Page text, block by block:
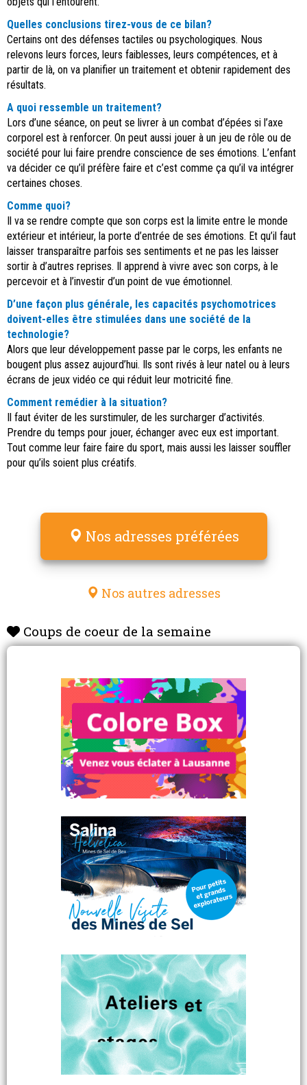
Quelles conclusions tirez-vous de ce bilan?
Certains ont des défenses tactiles ou psychologiques. Nous
relevons leurs forces, leurs faiblesses, leurs compétences, et à
partir de là, on va planifier un traitement et obtenir rapidement des
résultats.
A quoi ressemble un traitement?
Lors d’une séance, on peut se livrer à un combat d’épées si l’axe
corporel est à renforcer. On peut aussi jouer à un jeu de rôle ou de
société pour lui faire prendre conscience de ses émotions. L’enfant
va décider ce qu’il préfère faire et c’est comme ça qu’il va intégrer
certaines choses.
Comme quoi?
Il va se rendre compte que son corps est la limite entre le monde
extérieur et intérieur, la porte d’entrée de ses émotions. Et qu’il faut
laisser transparaître parfois ses sentiments et ne pas les laisser
sortir à d’autres reprises. Il apprend à vivre avec son corps, à le
percevoir et à l’investir d’un point de vue émotionnel.
D’une façon plus générale, les capacités psychomotrices
doivent-elles être stimulées dans une société de la
technologie?
Alors que leur développement passe par le corps, les enfants ne
bougent plus assez aujourd’hui. Ils sont rivés à leur natel ou à leurs
écrans de jeux vidéo ce qui réduit leur motricité fine.
Comment remédier à la situation?
Il faut éviter de les surstimuler, de les surcharger d’activités.
Prendre du temps pour jouer, échanger avec eux est important.
Tout comme leur faire faire du sport, mais aussi les laisser souffler
pour qu’ils soient plus créatifs.
Nos adresses préférées
Nos autres adresses
Coups de coeur de la semaine